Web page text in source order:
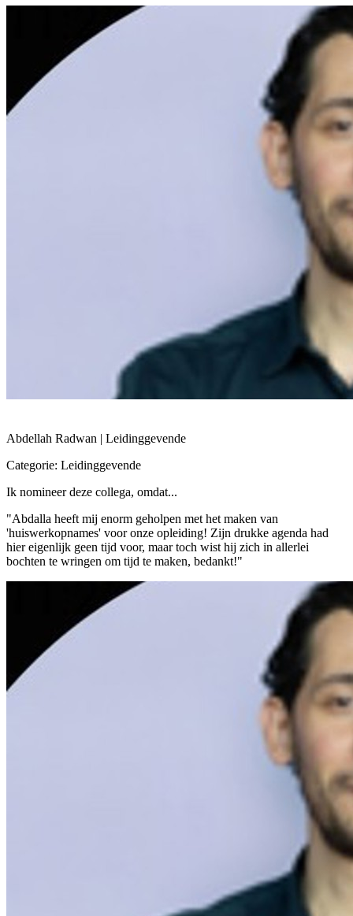
Abdellah Radwan | Leidinggevende
Categorie: Leidinggevende
Ik nomineer deze collega, omdat...
"Abdalla heeft mij enorm geholpen met het maken van
'huiswerkopnames' voor onze opleiding! Zijn drukke agenda had
hier eigenlijk geen tijd voor, maar toch wist hij zich in allerlei
bochten te wringen om tijd te maken, bedankt!"